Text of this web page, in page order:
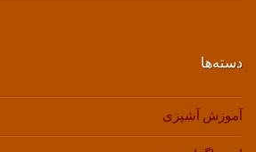
دسته‌ها
آموزش آشپزی